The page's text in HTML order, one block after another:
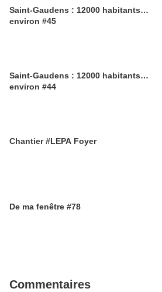
Saint-Gaudens : 12000 habitants…
environ #45
Saint-Gaudens : 12000 habitants…
environ #44
Chantier #LEPA Foyer
De ma fenêtre #78
Commentaires